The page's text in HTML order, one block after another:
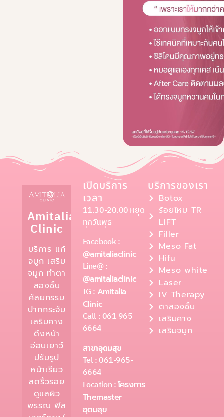
Amitalia
Clinic
บริการ แก้
จมูก เสริม
จมูก ทำตา
สองชั้น
ศัลยกรรม
ปากกระจับ
เสริมคาง
ดึงหน้า
อ่อนเยาว์
ปรับรูป
หน้าเรียว
ลดริ้วรอย
ดูแลผิว
พรรณ ฟิล
เปิดบริการ
เวลา
11.30-20.00 หยุด
ทุกวันพุธ
Facebook :
@amitaliaclinic
Line@ :
@amitaliaclinic
IG : Amitalia
Clinic
Call : 061 965
6664
สาขาอุดมสุข
Tel : 061-965-
6664
Location :โครงการ
Themaster
อุดมสุข
บริการของเรา
Botox
ร้อยไหม TR
LIFT
Filler
Meso Fat
Hifu
Meso white
Laser
IV Therapy
ตาสองชั้น
เสริมคาง
เสริมจมูก